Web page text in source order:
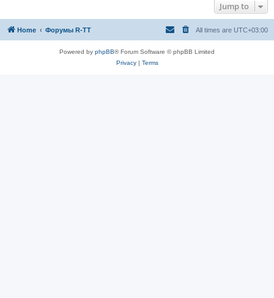
Jump to
Home Форумы R-TT All times are UTC+03:00
Powered by phpBB® Forum Software © phpBB Limited
Privacy| Terms